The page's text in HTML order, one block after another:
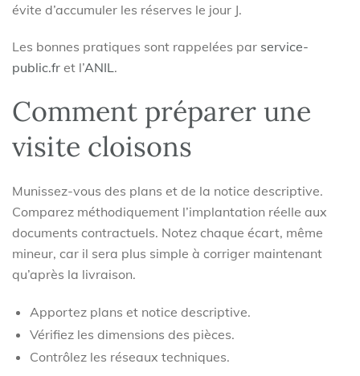
évite d’accumuler les réserves le jour J.
Les bonnes pratiques sont rappelées par service-
public.fr et l’ANIL .
Comment préparer une
visite cloisons
Munissez-vous des plans et de la notice descriptive.
Comparez méthodiquement l’implantation réelle aux
documents contractuels. Notez chaque écart, même
mineur, car il sera plus simple à corriger maintenant
qu’après la livraison.
Apportez plans et notice descriptive.
Vérifiez les dimensions des pièces.
Contrôlez les réseaux techniques.